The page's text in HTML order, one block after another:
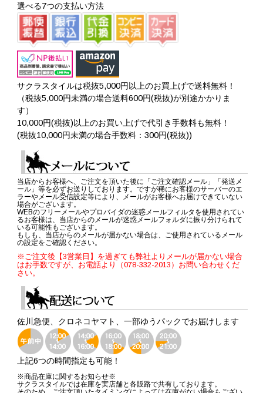
選べる7つの支払い方法
サクラスタイルは税抜5,000円以上のお買上げで送料無料！
（税抜5,000円未満の場合送料600円(税抜)が別途かかりま
す）
10,000円(税抜)以上のお買い上げで代引き手数料も無料！
(税抜10,000円未満の場合手数料：300円(税抜))
当店からお客様へ、ご注文を頂いた後に「ご注文確認メール」「発送メ
ール」等を必ずお送りしております。ですが稀にお客様のサーバーのエ
ラーやメール受信設定等により、メールがお客様へお届けできていない
場合がございます。
WEBのフリーメールやプロバイダの迷惑メールフィルタを使用されてい
るお客様は、当店からのメールが迷惑メールフォルダに振り分けられて
いる可能性もございます。
もしも、当店からのメールが届かない場合は、ご使用されているメール
の設定をご確認ください。
※ご注文後【3営業日】を過ぎても弊社よりメールが届かない場合
はお手数ですが、お電話より（078-332-2013）お問い合わせくだ
さい。
佐川急便、クロネコヤマト、一部ゆうパックでお届けします
上記6つの時間指定も可能！
※商品在庫に関するお知らせ※
サクラスタイルでは在庫を実店舗と各販路で共有しております。